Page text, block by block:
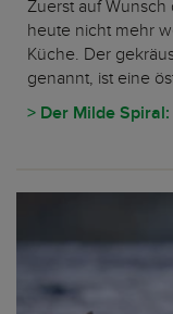
Zuerst auf
heute nicht mehr
Küche. Der
genannt, ist eine
> Der Milde